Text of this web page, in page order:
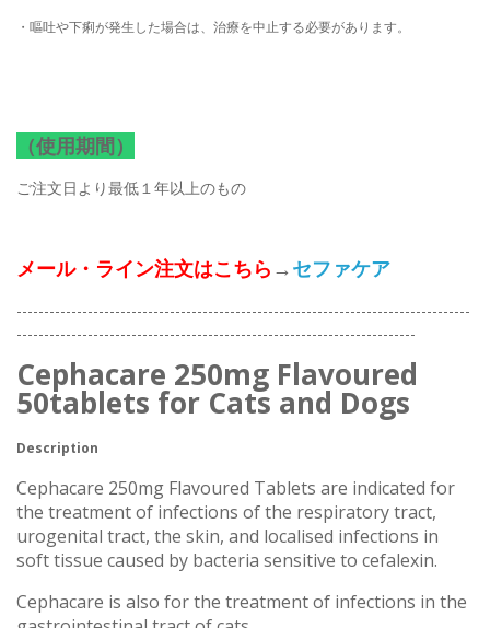
・嘔吐や下痢が発生した場合は、治療を中止する必要があります。
（使用期間）
ご注文日より最低１年以上のもの
メール・ライン注文はこちら →セファケア
-----------------------------------------------------------------------------------
-------------------------------------------------------------------------
Cephacare 250mg Flavoured
50tablets for Cats and Dogs
Description
Cephacare 250mg Flavoured Tablets are indicated for
the treatment of infections of the respiratory tract,
urogenital tract, the skin, and localised infections in
soft tissue caused by bacteria sensitive to cefalexin.
Cephacare is also for the treatment of infections in the